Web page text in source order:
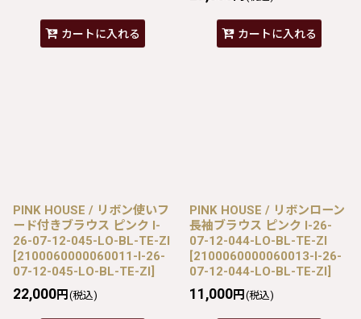
カートに入れる カートに入れる
PINK HOUSE / リボン使いフ
ード付きブラウス ピンク I-
26-07-12-045-LO-BL-TE-ZI
[2100060000060011-I-26-
07-12-045-LO-BL-TE-ZI]
22,000円 (税込)
PINK HOUSE / リボンローン
長袖ブラウス ピンク I-26-
07-12-044-LO-BL-TE-ZI
[2100060000060013-I-26-
07-12-044-LO-BL-TE-ZI]
11,000円 (税込)